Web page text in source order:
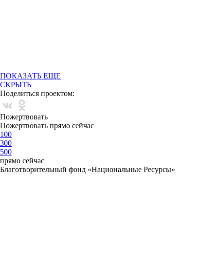
ПОКАЗАТЬ ЕЩЕ
СКРЫТЬ
Поделиться проектом:
Пожертвовать
Пожертвовать прямо сейчас
100
300
500
прямо сейчас
Благотворительный фонд «Национальные Ресурсы»